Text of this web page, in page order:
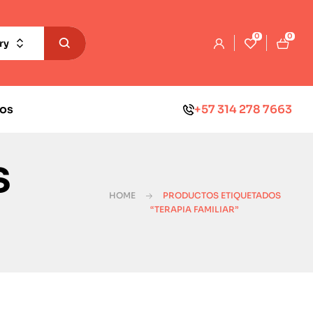
0 0
+57 314 278 7663
HOME
PRODUCTOS ETIQUETADOS
“TERAPIA FAMILIAR”